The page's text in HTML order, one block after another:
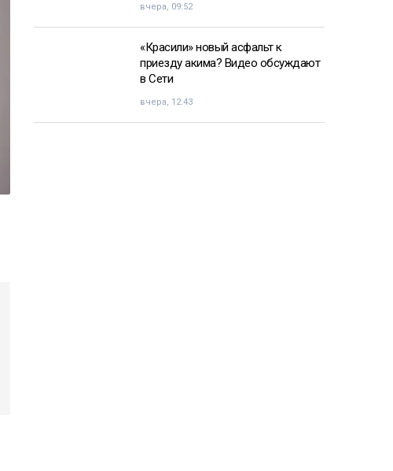
вчера, 09:52
«Красили» новый асфальт к
приезду акима? Видео обсуждают
в Сети
вчера, 12:43